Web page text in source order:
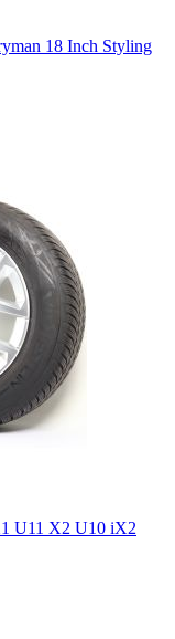
18 Inch Styling
U11 X2 U10 iX2